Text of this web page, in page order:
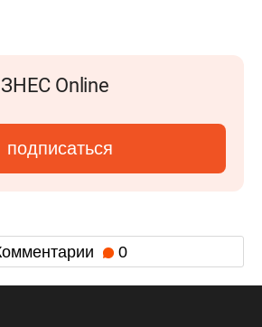
Online
подписаться
0